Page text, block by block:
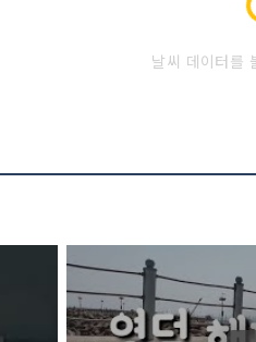
날씨 데이터를